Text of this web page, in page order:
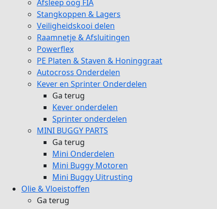
Afsleep oog FIA
Stangkoppen & Lagers
Veiligheidskooi delen
Raamnetje & Afsluitingen
Powerflex
PE Platen & Staven & Honinggraat
Autocross Onderdelen
Kever en Sprinter Onderdelen
Ga terug
Kever onderdelen
Sprinter onderdelen
MINI BUGGY PARTS
Ga terug
Mini Onderdelen
Mini Buggy Motoren
Mini Buggy Uitrusting
Olie & Vloeistoffen
Ga terug